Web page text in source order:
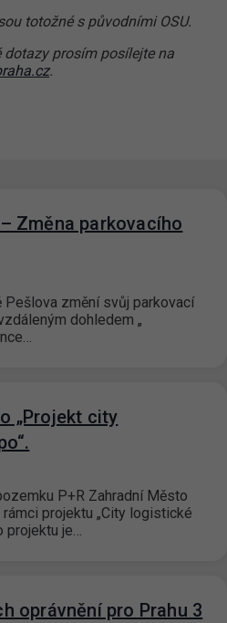
totožné s původními OSU.
dotazy prosím posílejte na
.
Změna parkovacího
Pešlova změní svůj parkovací
dohledem „
„Projekt city
P+R Zahradní Město
projektu „City logistické
projektu je…
oprávnění pro Prahu 3